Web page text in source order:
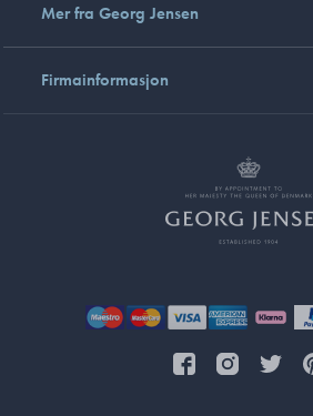
Mer fra Georg Jensen
Firmainformasjon